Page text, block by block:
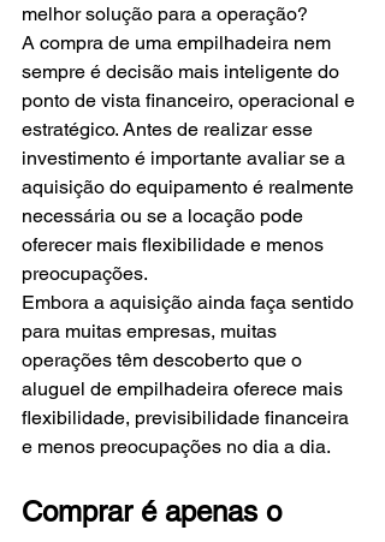
melhor solução para a operação?
A compra de uma empilhadeira nem
sempre é decisão mais inteligente do
ponto de vista financeiro, operacional e
estratégico. Antes de realizar esse
investimento é importante avaliar se a
aquisição do equipamento é realmente
necessária ou se a locação pode
oferecer mais flexibilidade e menos
preocupações.
Embora a aquisição ainda faça sentido
para muitas empresas, muitas
operações têm descoberto que o
aluguel de empilhadeira oferece mais
flexibilidade, previsibilidade financeira
e menos preocupações no dia a dia.
Comprar é apenas o